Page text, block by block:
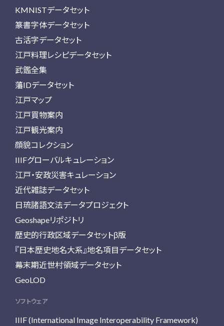
KMNISTデータセット
篆書字体データセット
古活字データセット
江戸料理レシピデータセット
武鑑全集
藩IDデータセット
江戸マップ
江戸買物案内
江戸観光案内
顔貌コレクション
IIIFグローバルキュレーション
江戸・安政災害キュレーション
近代雑誌データセット
日琉諸語文法データプロジェクト
Geoshapeリポジトリ
歴史的行政区域データセットβ版
『日本歴史地名大系』地名項目データセット
幕末期近世村領域データセット
GeoLOD
ソフトウェア
IIIF (International Image Interoperability Framework)